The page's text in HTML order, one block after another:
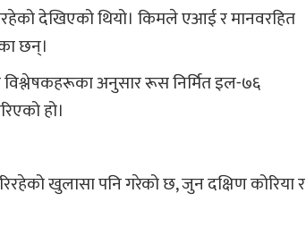
देखिएको थियो। किमले एआई र मानवरहित
छन्।
विश्लेषकहरूका अनुसार रूस निर्मित इल-७६
हो।
खुलासा पनि गरेको छ, जुन दक्षिण कोरिया र